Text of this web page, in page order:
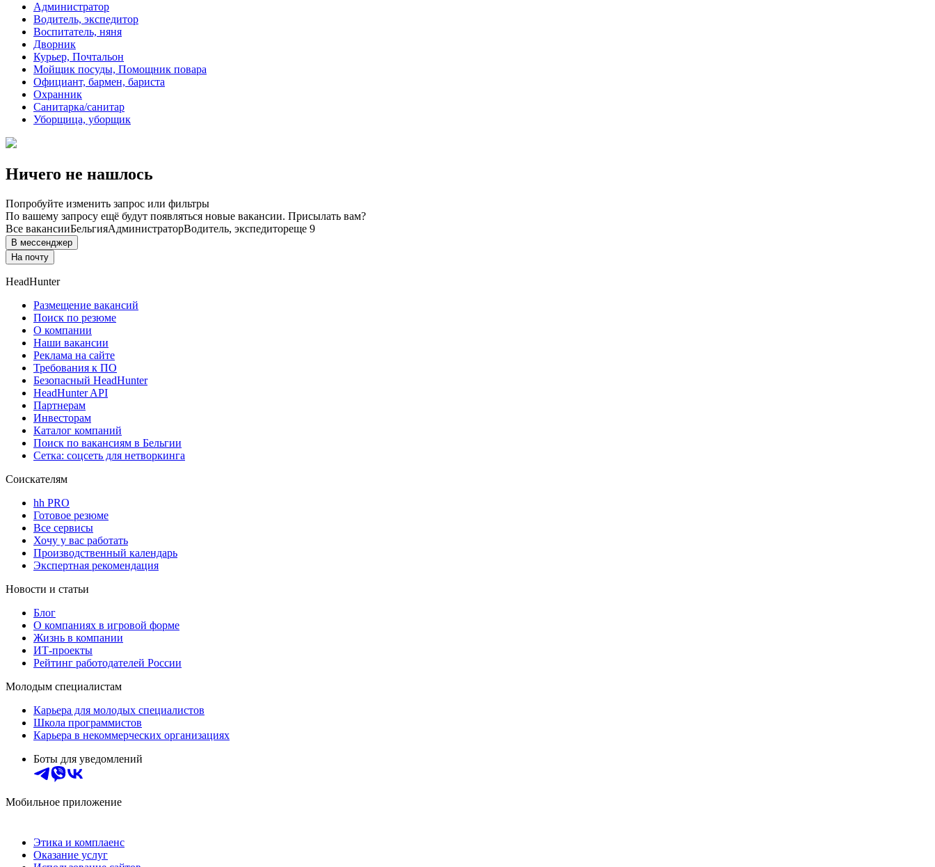
Администратор
Водитель, экспедитор
Воспитатель, няня
Дворник
Курьер, Почтальон
Мойщик посуды, Помощник повара
Официант, бармен, бариста
Охранник
Санитарка/санитар
Уборщица, уборщик
Ничего не нашлось
Попробуйте изменить запрос или фильтры
По вашему запросу ещё будут появляться новые вакансии. Присылать вам?
Все вакансииБельгияАдминистраторВодитель, экспедитореще 9
В мессенджер
На почту
HeadHunter
Размещение вакансий
Поиск по резюме
О компании
Наши вакансии
Реклама на сайте
Требования к ПО
Безопасный HeadHunter
HeadHunter API
Партнерам
Инвесторам
Каталог компаний
Поиск по вакансиям в Бельгии
Сетка: соцсеть для нетворкинга
Соискателям
hh PRO
Готовое резюме
Все сервисы
Хочу у вас работать
Производственный календарь
Экспертная рекомендация
Новости и статьи
Блог
О компаниях в игровой форме
Жизнь в компании
ИТ-проекты
Рейтинг работодателей России
Молодым специалистам
Карьера для молодых специалистов
Школа программистов
Карьера в некоммерческих организациях
Боты для уведомлений
Мобильное приложение
Этика и комплаенс
Оказание услуг